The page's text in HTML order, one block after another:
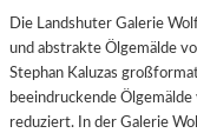
Die Landshuter Galerie
und abstrakte Ölgemälde
Stephan Kaluzas
beeindruckende
reduziert. In der Galerie